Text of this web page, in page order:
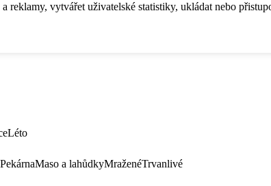
vytvářet uživatelské statistiky, ukládat nebo
Léto
PekárnaMaso a lahůdkyMraženéTrvanlivé